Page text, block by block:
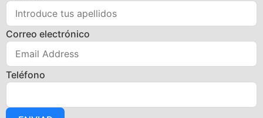
Correo electrónico
Teléfono